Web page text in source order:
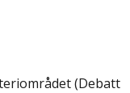
(Debatt